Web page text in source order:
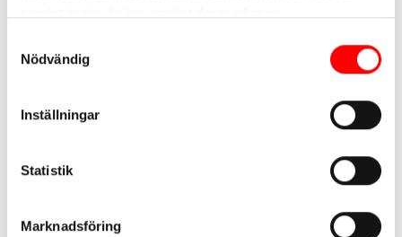
Nödvändig
Inställningar
Statistik
Marknadsföring
Producent och projektledare